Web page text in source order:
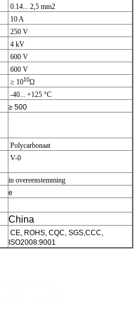
0.14... 2,5 mm2
10 A
250 V
4 kV
600 V
600 V
≥ 1010Ω
-40... +125 °C
≥ 500
Polycarbonaat
V-0
in overeenstemming
e
China
CE, ROHS, CQC, SGS,CCC,
ISO2008:9001